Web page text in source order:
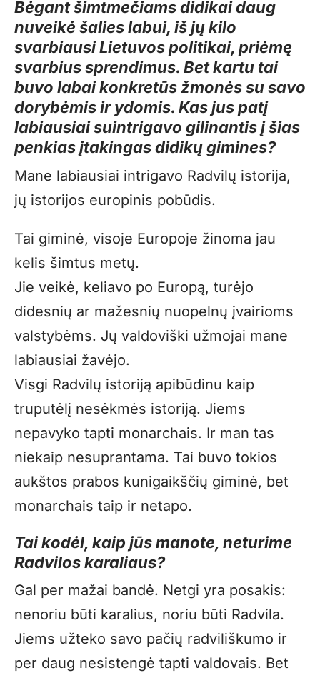
Bėgant šimtmečiams didikai daug
nuveikė šalies labui, iš jų kilo
svarbiausi Lietuvos politikai, priėmę
svarbius sprendimus. Bet kartu tai
buvo labai konkretūs žmonės su savo
dorybėmis ir ydomis. Kas jus patį
labiausiai suintrigavo gilinantis į šias
penkias įtakingas didikų gimines?
Mane labiausiai intrigavo Radvilų istorija,
jų istorijos europinis pobūdis.
Tai giminė, visoje Europoje žinoma jau
kelis šimtus metų.
Jie veikė, keliavo po Europą, turėjo
didesnių ar mažesnių nuopelnų įvairioms
valstybėms. Jų valdoviški užmojai mane
labiausiai žavėjo.
Visgi Radvilų istoriją apibūdinu kaip
truputėlį nesėkmės istoriją. Jiems
nepavyko tapti monarchais. Ir man tas
niekaip nesuprantama. Tai buvo tokios
aukštos prabos kunigaikščių giminė, bet
monarchais taip ir netapo.
Tai kodėl, kaip jūs manote, neturime
Radvilos karaliaus?
Gal per mažai bandė. Netgi yra posakis:
nenoriu būti karalius, noriu būti Radvila.
Jiems užteko savo pačių radviliškumo ir
per daug nesistengė tapti valdovais. Bet